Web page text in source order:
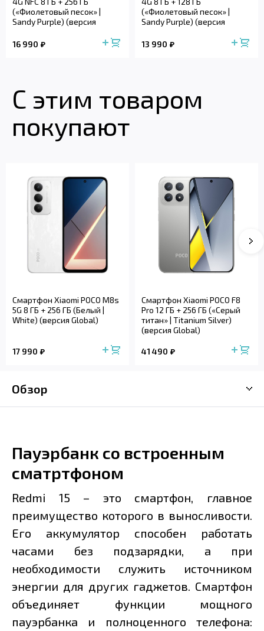
(«Фиолетовый песок» |
Sandy Purple) (версия
16 990
(«Фиолетовый песок» |
Sandy Purple) (версия
13 990
С этим товаром
покупают
Смартфон Xiaomi POCO M8s
5G 8 ГБ + 256 ГБ (Белый |
White) (версия Global)
17 990
Смартфон Xiaomi POCO F8
Pro 12 ГБ + 256 ГБ («Серый
титан» | Titanium Silver)
(версия Global)
41 490
Обзор
Пауэрбанк со встроенным
сматртфоном
Redmi 15 – это смартфон, главное
преимущество которого в выносливости.
Его аккумулятор способен работать
часами без подзарядки, а при
необходимости служить источником
энергии для других гаджетов. Смартфон
объединяет функции мощного
пауэрбанка и полноценного телефона: